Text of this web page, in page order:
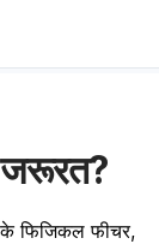
जरूरत?
के फिजिकल फीचर,